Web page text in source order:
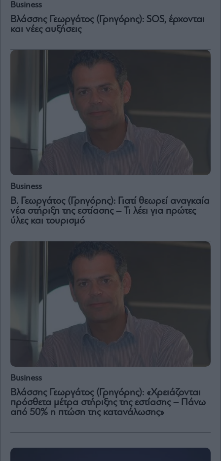
Business
Βλάσσης Γεωργάτος (Γρηγόρης): SOS, έρχονται
και νέες αυξήσεις
Business
Β. Γεωργάτος (Γρηγόρης): Γιατί θεωρεί αναγκαία
νέα στήριξη της εστίασης – Τι λέει για πρώτες
ύλες και τουρισμό
Business
Βλάσσης Γεωργάτος (Γρηγόρης): «Χρειάζονται
πρόσθετα μέτρα στήριξης της εστίασης – Πάνω
από 50% η πτώση της κατανάλωσης»